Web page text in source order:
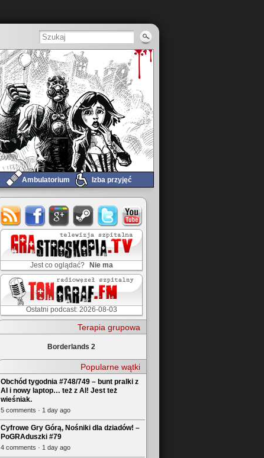
Ambulatorium Izba przyjęć
Jest co oglądać? Nie ma
Ostatni podcast: 2026-08-03
Terapia grupowa
Borderlands 2
Popularne wątki
Obchód tygodnia #748/749 – bunt pralki z
AI i nowy laptop… też z AI! Jest też
wieśniak.
5 comments · 1 day ago
Cyfrowe Gry Górą, Nośniki dla dziadów! –
PoGRAduszki #79
4 comments · 1 day ago